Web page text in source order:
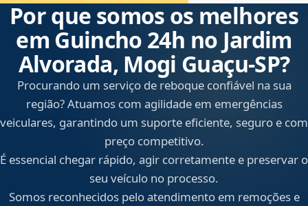
Por que somos os melhores
em Guincho 24h no Jardim
Alvorada, Mogi Guaçu‑SP?
Procurando um serviço de reboque confiável na sua
região? Atuamos com agilidade em emergências
veiculares, garantindo um suporte eficiente, seguro e com
preço competitivo.
É essencial chegar rápido, agir corretamente e preservar o
seu veículo no processo.
Somos reconhecidos pelo atendimento em remoções e